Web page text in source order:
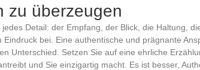
zu überzeugen
Detail: der Empfang, der Blick, die Haltung,
bei. Eine authentische und prägnante
Unterschied. Setzen Sie auf eine ehrliche
und Sie einzigartig macht. Es ist besser,